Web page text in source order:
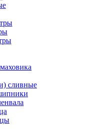
сливные